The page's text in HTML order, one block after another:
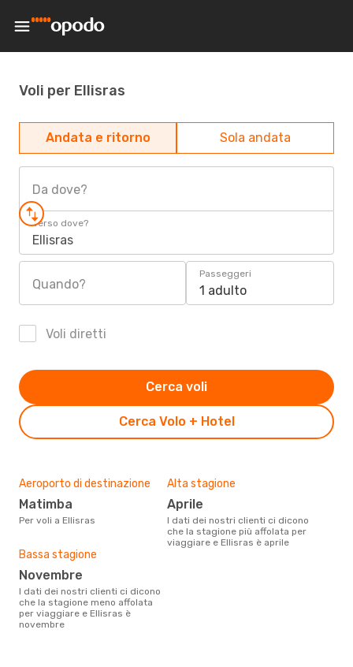
Voli per Ellisras
Andata e ritorno Sola andata
Da dove?
Verso dove?
Ellisras
Quando?
Passeggeri
1 adulto
Voli diretti
Cerca Volo + Hotel
Cerca voli
Aeroporto di destinazione
Matimba
Per voli a Ellisras
Alta stagione
aprile
I dati dei nostri clienti ci dicono
che la stagione più affolata per
viaggiare e Ellisras è aprile
Bassa stagione
novembre
I dati dei nostri clienti ci dicono
che la stagione meno affolata
per viaggiare e Ellisras è
novembre